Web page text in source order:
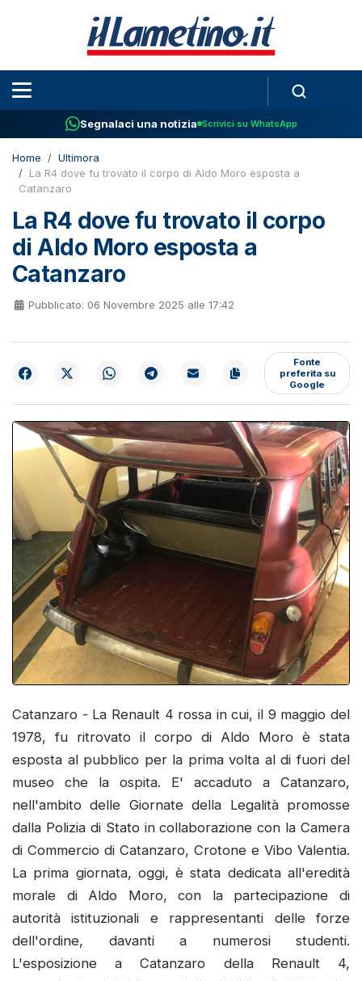
Segnalaci una notizia Scrivici su WhatsApp
Home
Ultimora
La R4 dove fu trovato il corpo di Aldo Moro esposta a
Catanzaro
La R4 dove fu trovato il corpo
di Aldo Moro esposta a
Catanzaro
Pubblicato: 06 Novembre 2025 alle 17:42
Fonte
preferita su
Google
Catanzaro - La Renault 4 rossa in cui, il 9 maggio del
1978, fu ritrovato il corpo di Aldo Moro è stata
esposta al pubblico per la prima volta al di fuori del
museo che la ospita. E' accaduto a Catanzaro,
nell'ambito delle Giornate della Legalità promosse
dalla Polizia di Stato in collaborazione con la Camera
di Commercio di Catanzaro, Crotone e Vibo Valentia.
La prima giornata, oggi, è stata dedicata all'eredità
morale di Aldo Moro, con la partecipazione di
autorità istituzionali e rappresentanti delle forze
dell'ordine, davanti a numerosi studenti.
L'esposizione a Catanzaro della Renault 4,